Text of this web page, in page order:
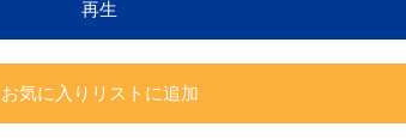
再生
お気に入りリストに追加